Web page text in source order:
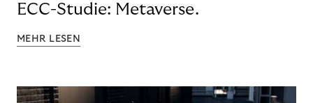
ECC-Studie: Metaverse.
MEHR LESEN